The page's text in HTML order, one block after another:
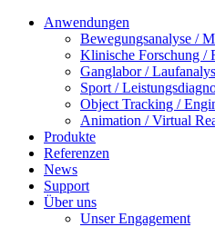
Anwendungen
Bewegungsanalyse /
Klinische Forschung /
Ganglabor /
Sport /
Object Tracking /
Animation / Virtual
Produkte
Referenzen
News
Support
Über uns
Unser Engagement